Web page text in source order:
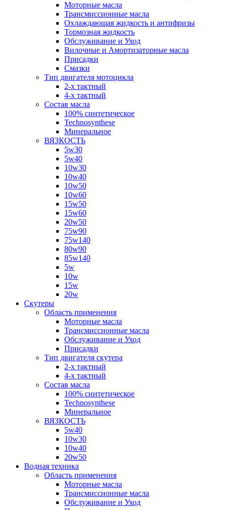
Моторные масла
Трансмиссионные масла
Охлаждающая жидкость и антифризы
Тормозная жидкость
Обслуживание и Уход
Вилочные и Амортизаторные масла
Присадки
Смазки
Тип двигателя мотоцикла
2-х тактный
4-х тактный
Состав масла
100% синтетическое
Technosynthese
Минеральное
ВЯЗКОСТЬ
5w30
5w40
10w30
10w40
10w50
10w60
15w50
15w60
20w50
75w90
75w140
80w90
85w140
5w
10w
15w
20w
Скутеры
Область применения
Моторные масла
Трансмиссионные масла
Обслуживание и Уход
Присадки
Тип двигателя скутера
2-х тактный
4-х тактный
Состав масла
100% синтетическое
Technosynthese
Минеральное
ВЯЗКОСТЬ
5w40
10w30
10w40
20w50
Водная техника
Область применения
Моторные масла
Трансмиссионные масла
Обслуживание и Уход